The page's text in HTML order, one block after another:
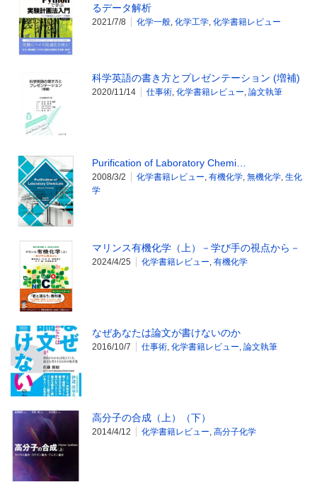
るデータ解析
2021/7/8 化学一般, 化学工学, 化学書籍レビュー
科学英語の書き方とプレゼンテーション (増補)
2020/11/14 仕事術, 化学書籍レビュー, 論文執筆
Purification of Laboratory Chemi…
2008/3/2 化学書籍レビュー, 有機化学, 無機化学, 生化
学
マリンス有機化学（上）－学び手の視点から－
2024/4/25 化学書籍レビュー, 有機化学
なぜあなたは論文が書けないのか
2016/10/7 仕事術, 化学書籍レビュー, 論文執筆
高分子の合成（上）（下）
2014/4/12 化学書籍レビュー, 高分子化学